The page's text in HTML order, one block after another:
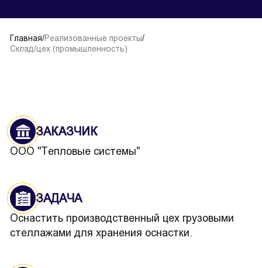
Главная/Реализованные проекты/
Склад/цех (промышленность)
ЗАКАЗЧИК
ООО "Тепловые системы"
ЗАДАЧА
Оснастить производственный цех грузовыми
стеллажами для хранения оснастки.